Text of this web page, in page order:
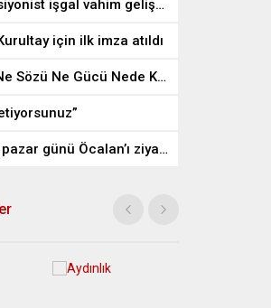
“Filistin’deki siyonist işgal vahim gelişmelere gebe”
için ilk imza atıldı
Üç Bakanın Ne Sözü Ne Gücü Nede Kudreti Yetmedi
İmralı Heyeti pazar günü Öcalan’ı ziyaret edecek